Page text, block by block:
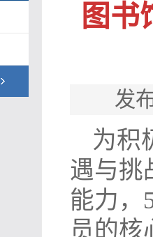
图书
发
为积
遇与挑
能力，
员的核